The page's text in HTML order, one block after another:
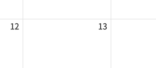
12 13